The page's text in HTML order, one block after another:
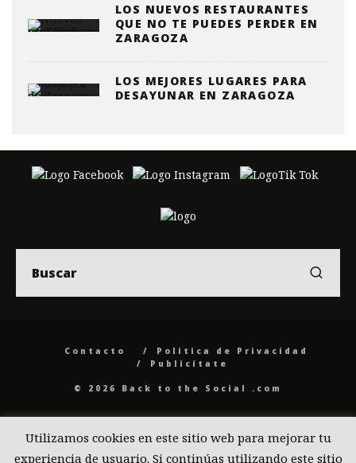
LOS NUEVOS RESTAURANTES
QUE NO TE PUEDES PERDER EN
ZARAGOZA
LOS MEJORES LUGARES PARA
DESAYUNAR EN ZARAGOZA
Contacto
Politica de Privacidad
Publicítate
© 2026 Back to the Social .com
Utilizamos cookies en este sitio web para mejorar tu
experiencia de usuario. Si continúas utilizando este sitio